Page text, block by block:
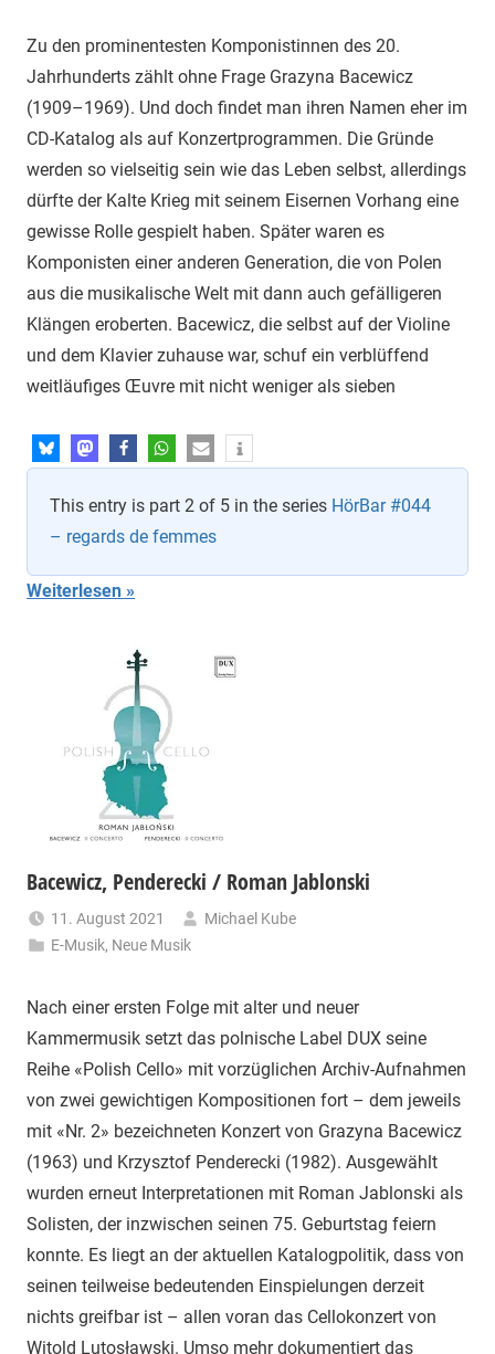
Zu den prominentesten Komponistinnen des 20.
Jahrhunderts zählt ohne Frage Grazyna Bacewicz
(1909–1969). Und doch findet man ihren Namen eher im
CD-Katalog als auf Konzertprogrammen. Die Gründe
werden so vielseitig sein wie das Leben selbst, allerdings
dürfte der Kalte Krieg mit seinem Eisernen Vorhang eine
gewisse Rolle gespielt haben. Später waren es
Komponisten einer anderen Generation, die von Polen
aus die musikalische Welt mit dann auch gefälligeren
Klängen eroberten. Bacewicz, die selbst auf der Violine
und dem Klavier zuhause war, schuf ein verblüffend
weitläufiges Œuvre mit nicht weniger als sieben
This entry is part 2 of 5 in the series HörBar #044
– regards de femmes
Weiterlesen
Bacewicz, Penderecki / Roman Jablonski
11. August 2021
Michael Kube
E-Musik, Neue Musik
Nach einer ersten Folge mit alter und neuer
Kammermusik setzt das polnische Label DUX seine
Reihe «Polish Cello» mit vorzüglichen Archiv-Aufnahmen
von zwei gewichtigen Kompositionen fort – dem jeweils
mit «Nr. 2» bezeichneten Konzert von Grazyna Bacewicz
(1963) und Krzysztof Penderecki (1982). Ausgewählt
wurden erneut Interpretationen mit Roman Jablonski als
Solisten, der inzwischen seinen 75. Geburtstag feiern
konnte. Es liegt an der aktuellen Katalogpolitik, dass von
seinen teilweise bedeutenden Einspielungen derzeit
nichts greifbar ist – allen voran das Cellokonzert von
Witold Lutosławski. Umso mehr dokumentiert das